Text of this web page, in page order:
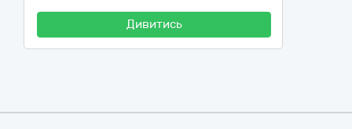
Дивитись